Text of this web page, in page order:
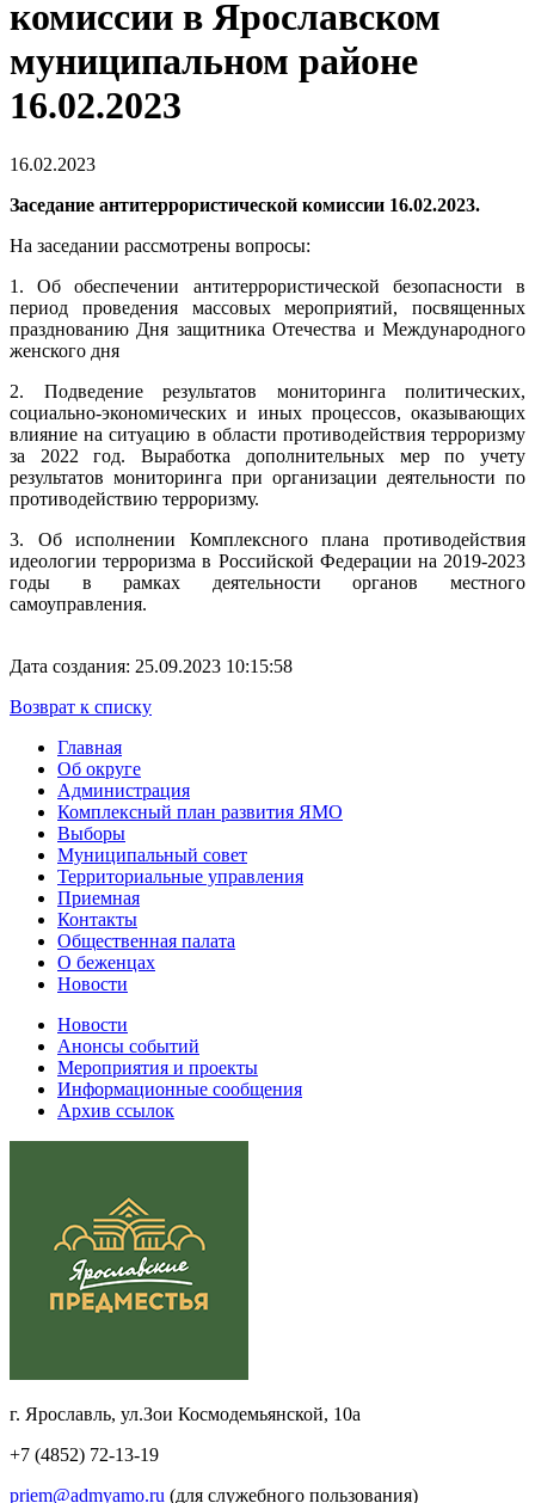
комиссии в Ярославском
муниципальном районе
16.02.2023
16.02.2023
Заседание антитеррористической комиссии 16.02.2023.
На заседании рассмотрены вопросы:
1. Об обеспечении антитеррористической безопасности в
период проведения массовых мероприятий, посвященных
празднованию Дня защитника Отечества и Международного
женского дня
2. Подведение результатов мониторинга политических,
социально-экономических и иных процессов, оказывающих
влияние на ситуацию в области противодействия терроризму
за 2022 год. Выработка дополнительных мер по учету
результатов мониторинга при организации деятельности по
противодействию терроризму.
3. Об исполнении Комплексного плана противодействия
идеологии терроризма в Российской Федерации на 2019-2023
годы в рамках деятельности органов местного
самоуправления.
Дата создания: 25.09.2023 10:15:58
Возврат к списку
Главная
Об округе
Администрация
Комплексный план развития ЯМО
Выборы
Муниципальный совет
Территориальные управления
Приемная
Контакты
Общественная палата
О беженцах
Новости
Новости
Анонсы событий
Мероприятия и проекты
Информационные сообщения
Архив ссылок
г. Ярославль, ул.Зои Космодемьянской, 10а
+7 (4852) 72-13-19
priem@admyamo.ru (для служебного пользования)